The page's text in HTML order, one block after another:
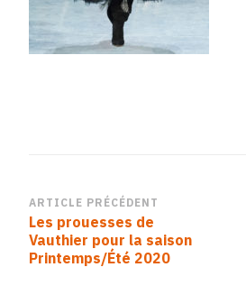
Navigation
d’article
ARTICLE PRÉCÉDENT
Les prouesses de
Vauthier pour la saison
Printemps/Été 2020